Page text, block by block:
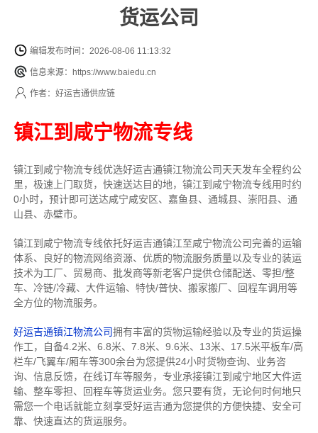
货运公司
编辑发布时间：2026-08-06 11:13:32
信息来源：https://www.baiedu.cn
作者：好运吉通供应链
镇江到咸宁物流专线
镇江到咸宁物流专线优选好运吉通镇江物流公司天天发车全程约公
里， 极速上门取货，快速送达目的地，镇江到咸宁物流专线用时约
0小时，预计即可送达咸宁咸安区、嘉鱼县、通城县、崇阳县、通
山县、赤壁市。
镇江到咸宁物流专线依托好运吉通镇江至咸宁物流公司完善的运输
体系、良好的物流网络资源、优质的物流服务质量以及专业的装运
技术为工厂、贸易商、批发商等新老客户提供仓储配送、零担/整
车、冷链/冷藏、大件运输、特快/普快、搬家搬厂、回程车调用等
全方位的物流服务。
好运吉通镇江物流公司拥有丰富的货物运输经验以及专业的货运操
作工，自备4.2米、6.8米、7.8米、9.6米、13米、17.5米平板车/高
栏车/飞翼车/厢车等300余台为您提供24小时货物查询、业务咨
询、信息反馈，在线订车等服务， 专业承接镇江到咸宁地区大件运
输、整车零担、回程车等货运业务。 您只要有货，无论何时何地只
需您一个电话就能立刻享受好运吉通为您提供的方便快捷、安全可
靠、快速直达的货运服务。